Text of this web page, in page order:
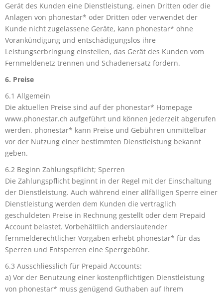
Gerät des Kunden eine Dienstleistung, einen Dritten oder die
Anlagen von phonestar* oder Dritten oder verwendet der
Kunde nicht zugelassene Geräte, kann phonestar* ohne
Vorankündigung und entschädigungslos ihre
Leistungserbringung einstellen, das Gerät des Kunden vom
Fernmeldenetz trennen und Schadenersatz fordern.
6. Preise
6.1 Allgemein
Die aktuellen Preise sind auf der phonestar* Homepage
www.phonestar.ch aufgeführt und können jederzeit abgerufen
werden. phonestar* kann Preise und Gebühren unmittelbar
vor der Nutzung einer bestimmten Dienstleistung bekannt
geben.
6.2 Beginn Zahlungspflicht; Sperren
Die Zahlungspflicht beginnt in der Regel mit der Einschaltung
der Dienstleistung. Auch während einer allfälligen Sperre einer
Dienstleistung werden dem Kunden die vertraglich
geschuldeten Preise in Rechnung gestellt oder dem Prepaid
Account belastet. Vorbehältlich anderslautender
fernmelderechtlicher Vorgaben erhebt phonestar* für das
Sperren und Entsperren eine Sperrgebühr.
6.3 Ausschliesslich für Prepaid Accounts:
a) Vor der Benutzung einer kostenpflichtigen Dienstleistung
von phonestar* muss genügend Guthaben auf Ihrem